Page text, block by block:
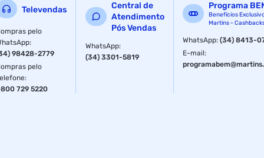
Televendas
pelo
:
98428-2779
pelo
:
729 5220
Central de
Atendimento
Pós Vendas
WhatsApp:
(34) 3301-5819
Programa
Benefícios
Martins -
WhatsApp:(34) 8413-
E-mail: